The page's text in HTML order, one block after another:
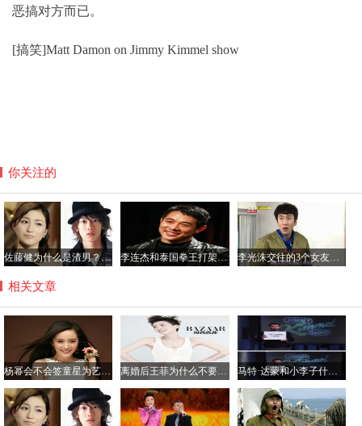
恶搞对方而已。
[搞笑]Matt Damon on Jimmy Kimmel show
你关注的
佐藤健为什么是渣男？佐藤健叫砂糖的原因由来 李连杰和泰国拳王打架视频，泰拳实战能力厉害吗？ 李光洙交往的3个女友都有谁？李光洙最好看的电视名单
相关文章
杨幂会不会签童星为艺人？杨幂工作室旗下艺人名单 离婚后王菲为什么不要李嫣？王菲喝酒导致李嫣兔唇真相 马特·达蒙和小李子什么关系？马特达蒙和鸡毛的矛盾揭秘